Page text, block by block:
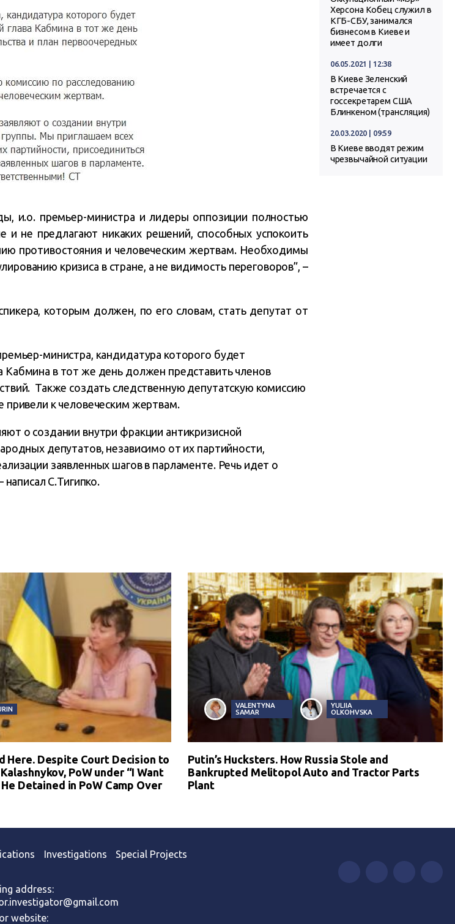
и.о. премьер-министра и лидеры оппозиции полностью
и не предлагают никаких решений, способных успокоить
противостояния и человеческим жертвам. Необходимы
кризиса в стране, а не видимость переговоров”, –
которым должен, по его словам, стать депутат от
министра, кандидатура которого будет
в тот же день должен представить членов
Также создать следственную депутатскую комиссию
привели к человеческим жертвам.
о создании внутри фракции антикризисной
депутатов, независимо от их партийности,
заявленных шагов в парламенте. Речь идет о
С.Тигипко.
Херсона Кобец служил в
КГБ-СБУ, занимался
бизнесом в Киеве и
имеет долги
06.05.2021 | 12:38
В Киеве Зеленский
встречается с
госсекретарем США
Блинкеном (трансляция)
20.03.2020 | 09:59
В Киеве вводят режим
чрезвычайной ситуации
Here. Despite Court Decision to
PoW under “I Want
Detained in PoW Camp Over
VALENTYNA
SAMAR
YULIIA
OLKOHVSKA
Putin’s Hucksters. How Russia Stole and
Bankrupted Melitopol Auto and Tractor Parts
Plant
Investigations Special Projects
address:
website: